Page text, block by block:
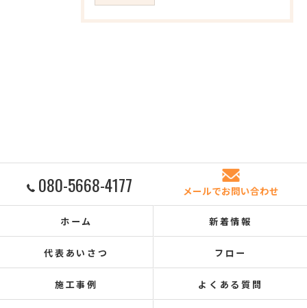
080-5668-4177 メールでお問い合わせ
ホーム 新着情報
代表あいさつ フロー
施工事例 よくある質問